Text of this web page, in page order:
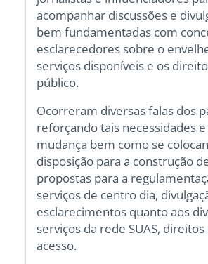
acompanhar discussões e
bem fundamentadas com
esclarecedores sobre o
serviços disponíveis e os
público.
Ocorreram diversas falas dos
reforçando tais necessidades
mudança bem como se
disposição para a construção
propostas para a
serviços de centro dia,
esclarecimentos quanto aos
serviços da rede SUAS,
acesso.